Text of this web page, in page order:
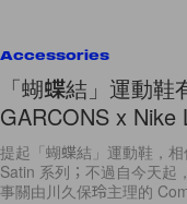
Accessories
「蝴蝶結」運動
GARCONS x Nike
提起「蝴蝶結」運動鞋，相
Satin 系列；不過自今天起
事關由川久保玲主理的